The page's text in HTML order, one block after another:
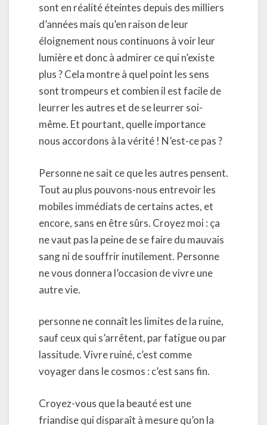
sont en réalité éteintes depuis des milliers
d’années mais qu’en raison de leur
éloignement nous continuons à voir leur
lumière et donc à admirer ce qui n’existe
plus ? Cela montre à quel point les sens
sont trompeurs et combien il est facile de
leurrer les autres et de se leurrer soi-
même. Et pourtant, quelle importance
nous accordons à la vérité ! N’est-ce pas ?
Personne ne sait ce que les autres pensent.
Tout au plus pouvons-nous entrevoir les
mobiles immédiats de certains actes, et
encore, sans en être sûrs. Croyez moi : ça
ne vaut pas la peine de se faire du mauvais
sang ni de souffrir inutilement. Personne
ne vous donnera l’occasion de vivre une
autre vie.
personne ne connaît les limites de la ruine,
sauf ceux qui s’arrêtent, par fatigue ou par
lassitude. Vivre ruiné, c’est comme
voyager dans le cosmos : c’est sans fin.
Croyez-vous que la beauté est une
friandise qui disparaît à mesure qu’on la